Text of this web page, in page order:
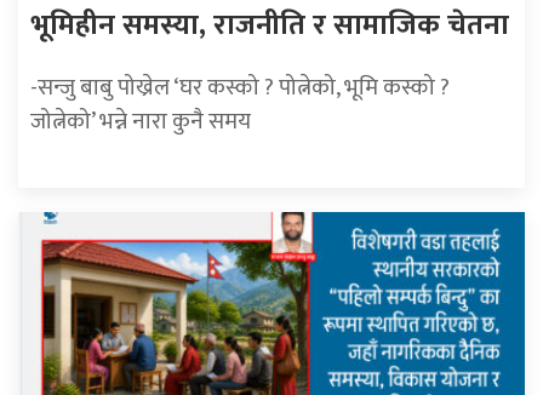
भूमिहीन समस्या, राजनीति र सामाजिक चेतना
-सन्जु बाबु पोख्रेल ‘घर कस्को ? पोत्नेको, भूमि कस्को ?
जोत्नेको’ भन्ने नारा कुनै समय